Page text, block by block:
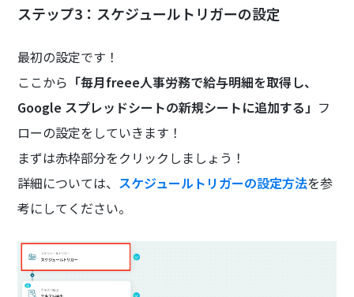
ステップ3：スケジュールトリガーの設定
最初の設定です！
ここから 「毎月freee人事労務で給与明細を取得し、
Google スプレッドシートの新規シートに追加する」 フ
ローの設定をしていきます！
まずは赤枠部分をクリックしましょう！
詳細については、 スケジュールトリガーの設定方法を参
考にしてください。